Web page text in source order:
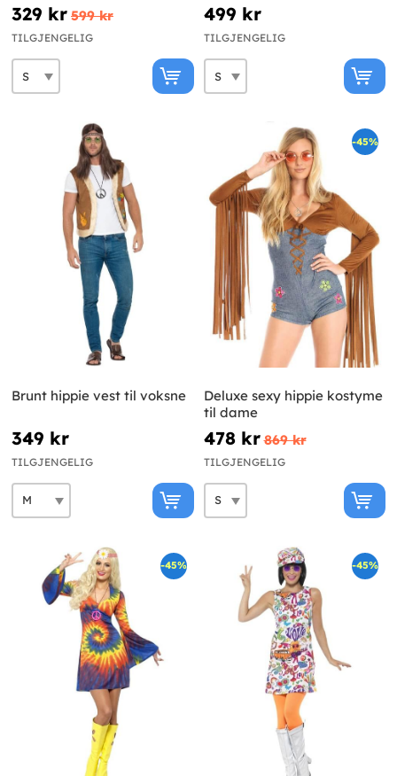
329 kr 599 kr
TILGJENGELIG
499 kr
TILGJENGELIG
Brunt hippie vest til voksne
349 kr
TILGJENGELIG
-45%
Deluxe sexy hippie kostyme
til dame
478 kr 869 kr
TILGJENGELIG
-45% -45%